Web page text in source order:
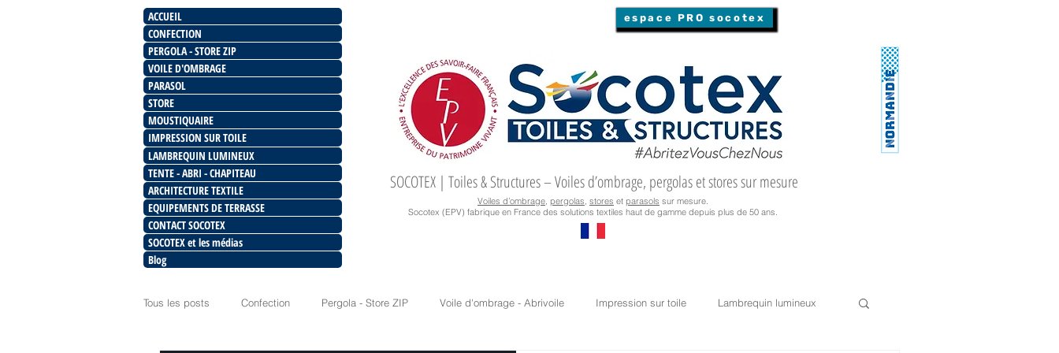
ACCUEIL
CONFECTION
PERGOLA - STORE ZIP
VOILE D'OMBRAGE
PARASOL
STORE
MOUSTIQUAIRE
IMPRESSION SUR TOILE
LAMBREQUIN LUMINEUX
TENTE - ABRI - CHAPITEAU
ARCHITECTURE TEXTILE
EQUIPEMENTS DE TERRASSE
CONTACT SOCOTEX
SOCOTEX et les médias
Blog
espace PRO socotex
SOCOTEX | Toiles & Structures – Voiles d’ombrage, pergolas et stores sur mesure
Voiles d’ombrage, pergolas, stores et parasols sur mesure.
Socotex (EPV) fabrique en France des solutions textiles haut de gamme depuis plus de 50 ans.
Tous les posts Confection Pergola - Store ZIP Voile d'ombrage - Abrivoile Impression sur toile Lambrequin lumineux